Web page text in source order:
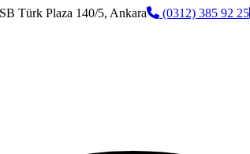
Türk Plaza 140/5, Ankara (0312) 385 92 25